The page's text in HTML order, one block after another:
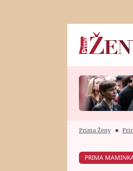
Horoskopy
HOROSKOP NA
Prima Ženy ■
PRIMA